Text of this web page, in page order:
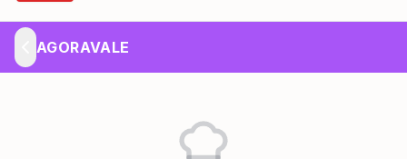
AGORAVALE